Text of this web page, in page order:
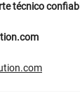
técnico